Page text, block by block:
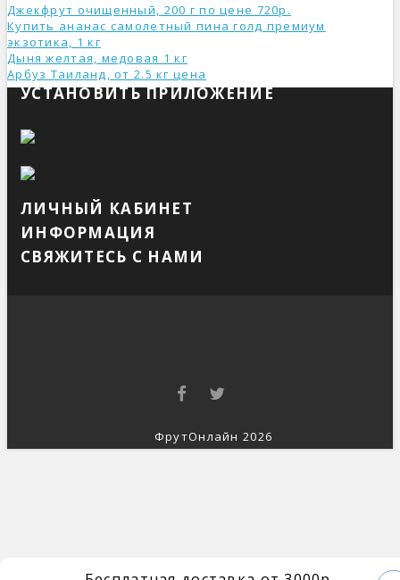
Джекфрут очищенный, 200 г по цене 720р.
Купить ананас самолетный пина голд премиум
экзотика, 1 кг
Дыня желтая, медовая 1 кг
Арбуз Таиланд, от 2.5 кг ценa
УСТАНОВИТЬ ПРИЛОЖЕНИЕ
ЛИЧНЫЙ КАБИНЕТ
ИНФОРМАЦИЯ
СВЯЖИТЕСЬ С НАМИ
ФрутОнлайн 2026